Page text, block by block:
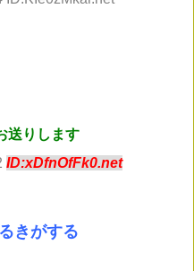
送りします
ID:xDfnOfFk0.net
きがする